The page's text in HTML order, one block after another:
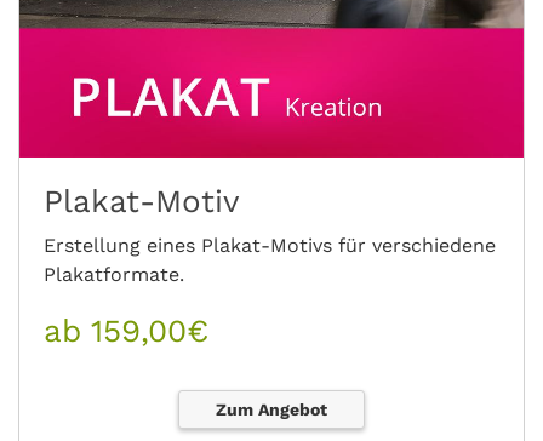
Plakat-Motiv
Erstellung eines Plakat-Motivs für verschiedene
Plakatformate.
ab 159,00€
Zum Angebot